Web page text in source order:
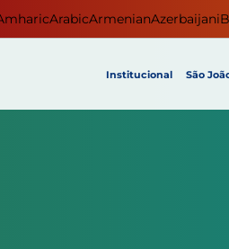
ArabicArmenianAzerbaijani
Institucional São